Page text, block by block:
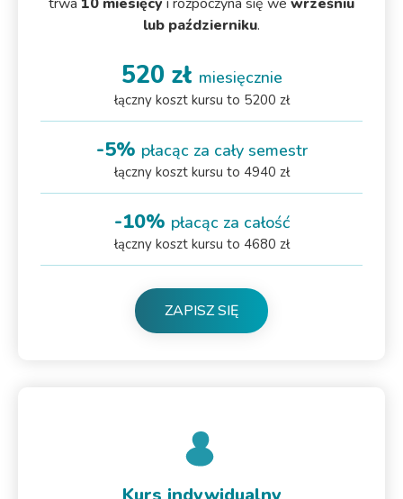
lub październiku.
520 zł miesięcznie
łączny koszt kursu to 5200 zł
-5% płacąc za cały semestr
łączny koszt kursu to 4940 zł
-10% płacąc za całość
łączny koszt kursu to 4680 zł
ZAPISZ SIĘ